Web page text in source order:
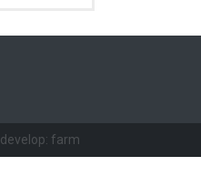
develop: farm